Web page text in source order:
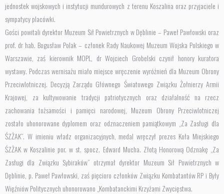
jednostek wojskowych i instytucji mundurowych z terenu Koszalina oraz przyjaciele i
sympatycy placówki.
Gości powitali dyrektor Muzeum Sił Powietrznych w Dęblinie – Paweł Pawłowski oraz
prof. dr hab. Bogusław Polak – członek Rady Naukowej Muzeum Wojska Polskiego w
Warszawie, zaś kierownik MOPL, dr Wojciech Grobelski czynił honory kuratora
wystawy. Podczas wernisażu miało miejsce wręczenie wyróżnień dla Muzeum Obrony
Przeciwlotniczej. Decyzją Zarządu Głównego Światowego Związku Żołnierzy Armii
Krajowej, za kultywowanie tradycji patriotycznych oraz działalność na rzecz
zachowania tożsamości i pamięci narodowej, Muzeum Obrony Przeciwlotniczej
zostało uhonorowane dyplomem oraz odznaczeniem pamiątkowym „Za Zasługi dla
ŚZŻAK”. W imieniu władz organizacyjnych, medal wręczył prezes Koła Miejskiego
ŚZŻAK w Koszalinie por. w st. spocz. Edward Mucha. Złotą Honorową Odznakę „Za
Zasługi dla Związku Sybiraków” otrzymał dyrektor Muzeum Sił Powietrznych w
Dęblinie, p. Paweł Pawłowski, zaś pięcioro członków Związku Kombatantów RP i Były
Więźniów Politycznych uhonorowano „Kombatanckimi Krzyżami Zwycięstwa.